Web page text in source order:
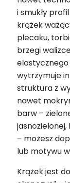
i smukły
krążek
plecaku,
brzegi
wytrzymuje
struktura z
nawet
barw –
jasnozielonej,
– możesz
lub motywu
Krążek jest